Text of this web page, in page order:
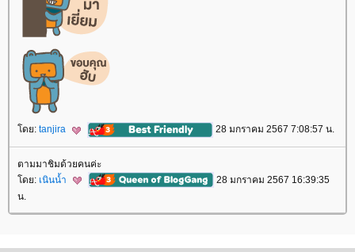
ดย: tanjira 28 มกราคม 2567 7:08:57 น.
ตามมาชิมด้วยคนค่ะ
ดย: เนินน้ำ
28 มกราคม 2567 16:39:35
น.